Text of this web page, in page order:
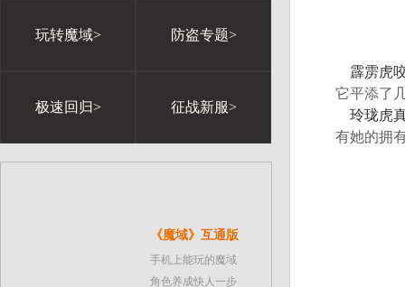
玩转魔域> 防盗专题>
极速回归> 征战新服>
《魔域》互通版
手机上能玩的魔域
角色养成快人一步
霹雳虎
它平添了
玲珑虎
有她的拥